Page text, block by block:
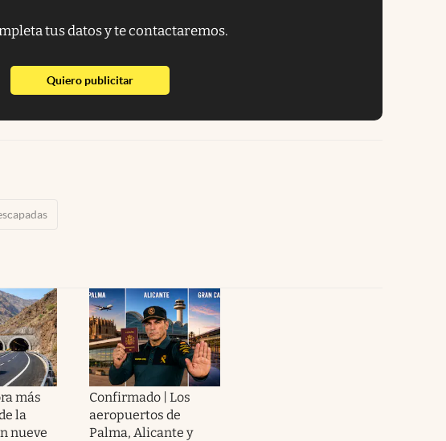
tus datos y te contactaremos.
Quiero publicitarabre en nueva pestaña
más
la
nueve
Confirmado | Los
aeropuertos de
Palma, Alicante y